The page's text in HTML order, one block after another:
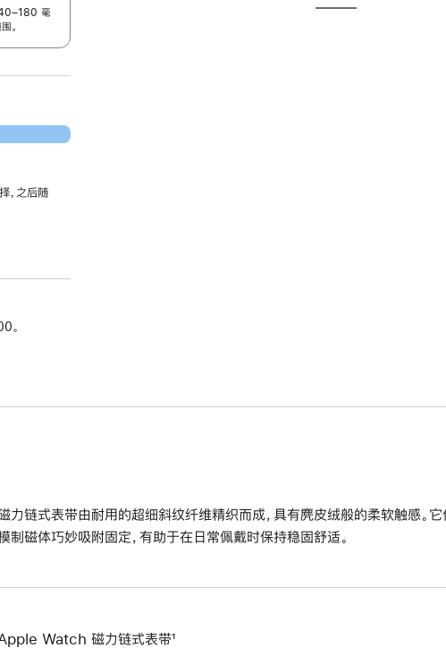
毫
。
，之后随
。
力链式表带由耐用的超细斜纹纤维精织而成，具有麂皮绒般的柔软触感。
制磁体巧妙吸附固定，有助于在日常佩戴时保持稳固舒适。
Watch 磁力链式表带¹